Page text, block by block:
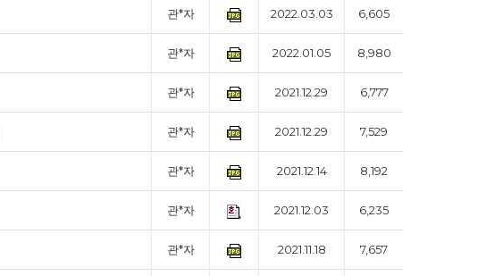
관*자 2022.03.03 6,605
관*자 2022.01.05 8,980
관*자 2021.12.29 6,777
관*자 2021.12.29 7,529
관*자 2021.12.14 8,192
관*자 2021.12.03 6,235
관*자 2021.11.18 7,657